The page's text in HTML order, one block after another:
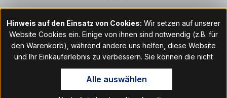
Hinweis auf den Einsatz von Cookies: Wir setzen auf unserer
Website Cookies ein. Einige von ihnen sind notwendig (z.B. für
den Warenkorb), während andere uns helfen, diese Website
und Ihr Einkauferlebnis zu verbessern. Sie können die nicht
notwendigen Cookies mit Klick auf „OK“ akzeptieren oder per
Klick auf "Nur technisch notwendige akzeptieren" ablehnen. Den
Zugang zu den Cookie-Einstellungen finden Sie im Fußbereich
Alle auswählen